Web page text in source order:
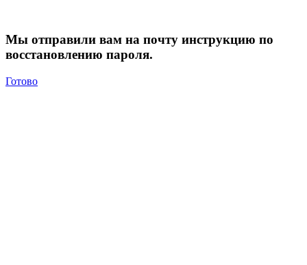
Мы отправили вам на почту инструкцию по
восстановлению пароля.
Готово